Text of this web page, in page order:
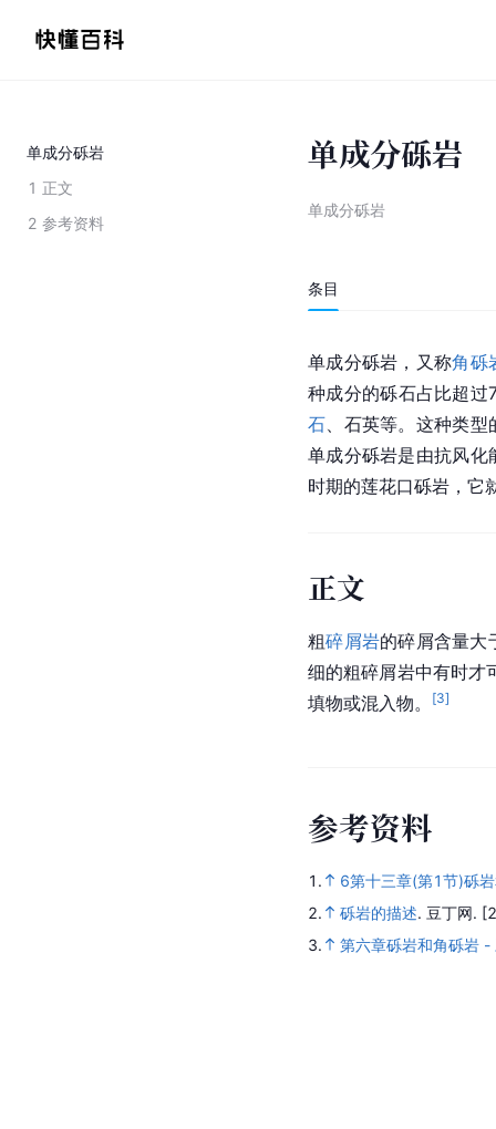
单成分砾岩
1 正文
2 参考资料
单成分砾岩
单成分砾岩
条目
单成分砾岩，又称角砾
种成分的砾石占比超
石 、石英等。这种类型
单成分砾岩是由抗风
时期的莲花口砾岩，它
正文
粗碎屑岩的碎屑含量大
细的粗碎屑岩中有时才
填物或混入物。
[3]
参考资料
1.
6第十三章(第1节)砾
2.
砾岩的描述. 豆丁网.
3.
第六章砾岩和角砾岩 -